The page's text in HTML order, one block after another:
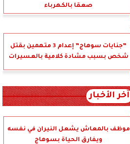
صعقا بالكهرباء
”جنايات سوهاج” إعدام 3 متهمين بقتل
شخص بسبب مشادة كلامية بالعسيرات
آخر الأخبار
موظف بالمعاش يشعل النيران في نفسه
ويفارق الحياة بسوهاج